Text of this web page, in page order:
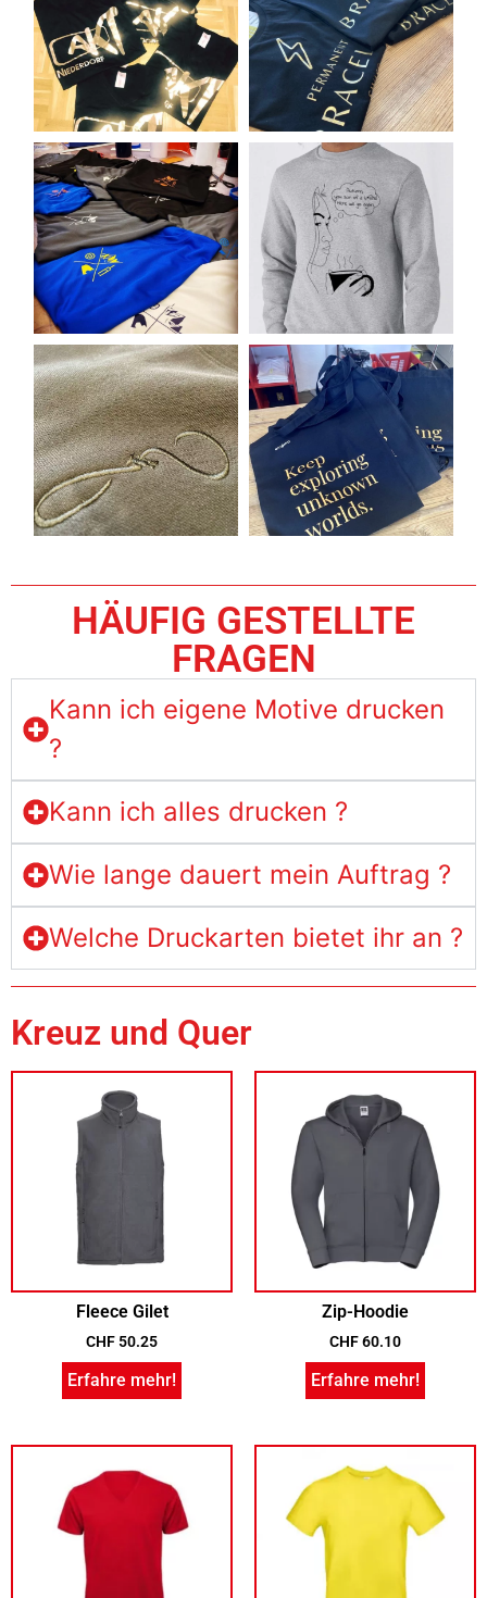
HÄUFIG GESTELLTE
FRAGEN
Kann ich eigene Motive drucken
?
Kann ich alles drucken ?
Wie lange dauert mein Auftrag ?
Welche Druckarten bietet ihr an ?
Kreuz und Quer
Fleece Gilet
CHF 50.25
Erfahre mehr!
Zip-Hoodie
CHF60.10
Erfahre mehr!